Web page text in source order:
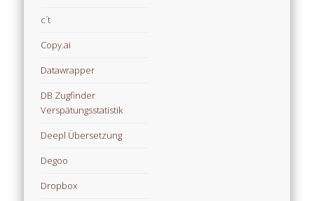
c´t
Copy.ai
Datawrapper
DB Zugfinder
Verspätungsstatistik
Deepl Übersetzung
Degoo
Dropbox